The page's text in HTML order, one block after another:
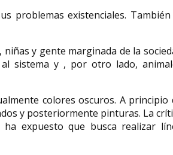
problemas existenciales.​
y​ gente marginada de la
sistema y , por otro lado,
colores oscuros.​ A principio
y posteriormente pinturas.​ La
expuesto que busca realizar